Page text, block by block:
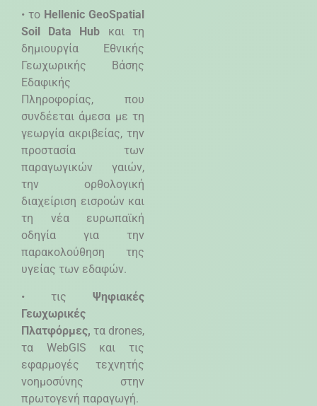
• το Hellenic GeoSpatial
Soil Data Hub και τη
δημιουργία Εθνικής
Γεωχωρικής Βάσης
Εδαφικής
Πληροφορίας, που
συνδέεται άμεσα με τη
γεωργία ακριβείας, την
προστασία των
παραγωγικών γαιών,
την ορθολογική
διαχείριση εισροών και
τη νέα ευρωπαϊκή
οδηγία για την
παρακολούθηση της
υγείας των εδαφών.
• τις Ψηφιακές
Γεωχωρικές
Πλατφόρμες, τα drones,
τα WebGIS και τις
εφαρμογές τεχνητής
νοημοσύνης στην
πρωτογενή παραγωγή.